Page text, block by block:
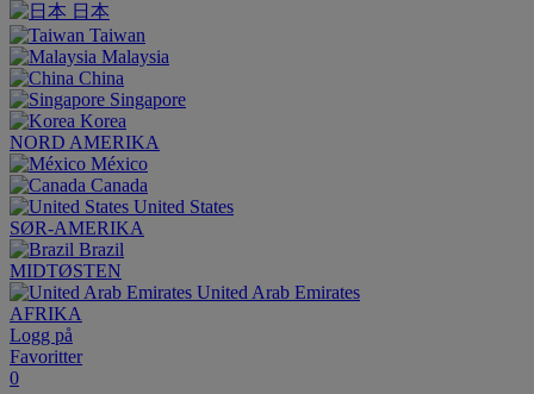
日本
Taiwan
Malaysia
China
Singapore
Korea
NORD AMERIKA
México
Canada
United States
SØR-AMERIKA
Brazil
MIDTØSTEN
United Arab Emirates
AFRIKA
Logg på
Favoritter
0